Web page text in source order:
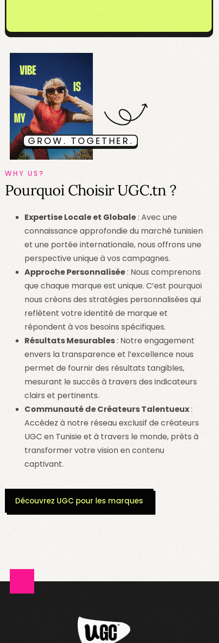
GROW. TOGETHER.
WHY US?
Pourquoi Choisir UGC.tn ?
Expertise Locale et Globale: Avec une
connaissance approfondie du marché tunisien
et une portée internationale, nous offrons une
perspective unique à vos campagnes.
Approche Personnalisée: Nous comprenons
que chaque marque est unique. C’est pourquoi
nous créons des stratégies personnalisées qui
reflètent votre identité de marque et
répondent à vos besoins spécifiques.
Résultats Mesurables: Notre engagement
envers la transparence et l’excellence nous
permet de fournir des résultats tangibles,
mesurant le succès à travers des indicateurs
clairs et pertinents.
Communauté de Créateurs Talentueux:
Accédez à notre réseau exclusif de créateurs
UGC en Tunisie et à travers le monde, prêts à
transformer votre vision en contenu
captivant.
Découvrez UGC pour les marques